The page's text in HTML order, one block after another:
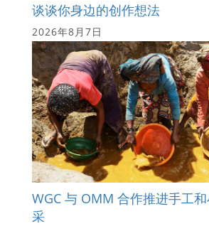
谈谈你身边的创作想法
2026年8月7日
WGC 与 OMM 合作推进手工
采